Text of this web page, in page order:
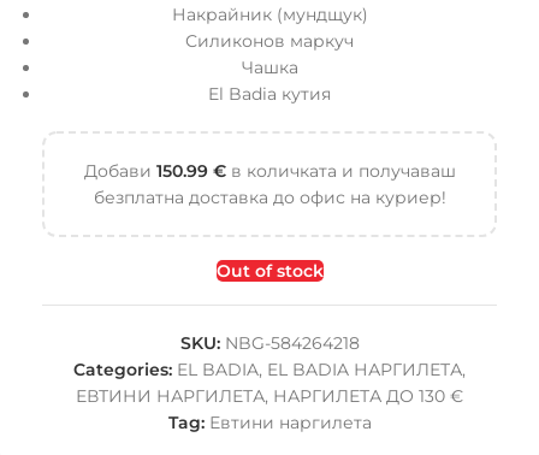
Накрайник (мундщук)
Силиконов маркуч
Чашка
El Badia кутия
Добави 150.99 €в количката и получаваш
безплатна доставка до офис на куриер!
Out of stock
SKU: NBG-584264218
Categories: EL BADIA, EL BADIA НАРГИЛЕТА,
ЕВТИНИ НАРГИЛЕТА, НАРГИЛЕТА ДО 130 €
Tag: Евтини наргилета